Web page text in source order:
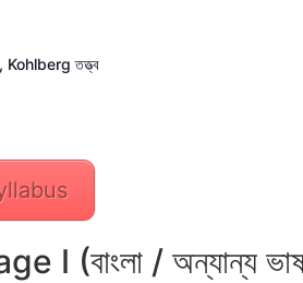
তত্ত্ব
I (বাংলা / অন্যান্য